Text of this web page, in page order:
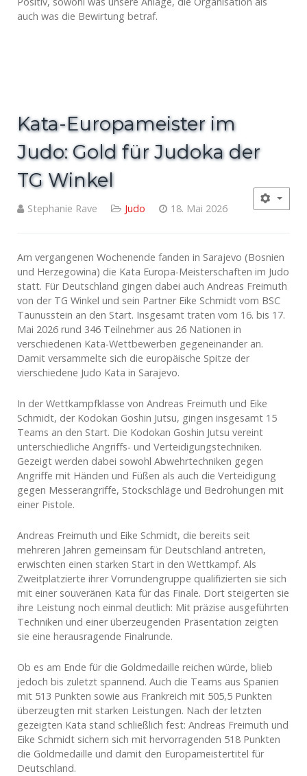
auch was die Bewirtung betraf.
Kata-Europameister im
Judo: Gold für Judoka der
TG Winkel
Stephanie Rave Judo 18. Mai 2026
Am vergangenen Wochenende fanden in Sarajevo (Bosnien
und Herzegowina) die Kata Europa-Meisterschaften im Judo
statt. Für Deutschland gingen dabei auch Andreas Freimuth
von der TG Winkel und sein Partner Eike Schmidt vom BSC
Taunusstein an den Start. Insgesamt traten vom 16. bis 17.
Mai 2026 rund 346 Teilnehmer aus 26 Nationen in
verschiedenen Kata-Wettbewerben gegeneinander an.
Damit versammelte sich die europäische Spitze der
vierschiedene Judo Kata in Sarajevo.
In der Wettkampfklasse von Andreas Freimuth und Eike
Schmidt, der Kodokan Goshin Jutsu, gingen insgesamt 15
Teams an den Start. Die Kodokan Goshin Jutsu vereint
unterschiedliche Angriffs- und Verteidigungstechniken.
Gezeigt werden dabei sowohl Abwehrtechniken gegen
Angriffe mit Händen und Füßen als auch die Verteidigung
gegen Messerangriffe, Stockschläge und Bedrohungen mit
einer Pistole.
Andreas Freimuth und Eike Schmidt, die bereits seit
mehreren Jahren gemeinsam für Deutschland antreten,
erwischten einen starken Start in den Wettkampf. Als
Zweitplatzierte ihrer Vorrundengruppe qualifizierten sie sich
mit einer souveränen Kata für das Finale. Dort steigerten sie
ihre Leistung noch einmal deutlich: Mit präzise ausgeführten
Techniken und einer überzeugenden Präsentation zeigten
sie eine herausragende Finalrunde.
Ob es am Ende für die Goldmedaille reichen würde, blieb
jedoch bis zuletzt spannend. Auch die Teams aus Spanien
mit 513 Punkten sowie aus Frankreich mit 505,5 Punkten
überzeugten mit starken Leistungen. Nach der letzten
gezeigten Kata stand schließlich fest: Andreas Freimuth und
Eike Schmidt sichern sich mit hervorragenden 518 Punkten
die Goldmedaille und damit den Europameistertitel für
Deutschland.